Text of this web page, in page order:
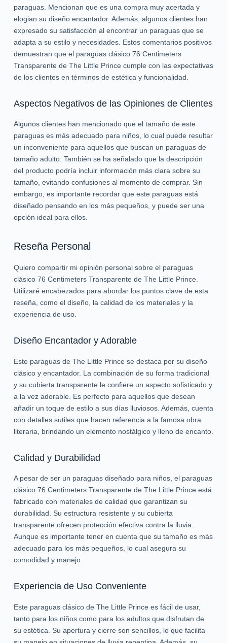
paraguas. Mencionan que es una compra muy acertada y
elogian su diseño encantador. Además, algunos clientes han
expresado su satisfacción al encontrar un paraguas que se
adapta a su estilo y necesidades. Estos comentarios positivos
demuestran que el paraguas clásico 76 Centimeters
Transparente de The Little Prince cumple con las expectativas
de los clientes en términos de estética y funcionalidad.
Aspectos Negativos de las Opiniones de Clientes
Algunos clientes han mencionado que el tamaño de este
paraguas es más adecuado para niños, lo cual puede resultar
un inconveniente para aquellos que buscan un paraguas de
tamaño adulto. También se ha señalado que la descripción
del producto podría incluir información más clara sobre su
tamaño, evitando confusiones al momento de comprar. Sin
embargo, es importante recordar que este paraguas está
diseñado pensando en los más pequeños, y puede ser una
opción ideal para ellos.
Reseña Personal
Quiero compartir mi opinión personal sobre el paraguas
clásico 76 Centimeters Transparente de The Little Prince.
Utilizaré encabezados para abordar los puntos clave de esta
reseña, como el diseño, la calidad de los materiales y la
experiencia de uso.
Diseño Encantador y Adorable
Este paraguas de The Little Prince se destaca por su diseño
clásico y encantador. La combinación de su forma tradicional
y su cubierta transparente le confiere un aspecto sofisticado y
a la vez adorable. Es perfecto para aquellos que desean
añadir un toque de estilo a sus días lluviosos. Además, cuenta
con detalles sutiles que hacen referencia a la famosa obra
literaria, brindando un elemento nostálgico y lleno de encanto.
Calidad y Durabilidad
A pesar de ser un paraguas diseñado para niños, el paraguas
clásico 76 Centimeters Transparente de The Little Prince está
fabricado con materiales de calidad que garantizan su
durabilidad. Su estructura resistente y su cubierta
transparente ofrecen protección efectiva contra la lluvia.
Aunque es importante tener en cuenta que su tamaño es más
adecuado para los más pequeños, lo cual asegura su
comodidad y manejo.
Experiencia de Uso Conveniente
Este paraguas clásico de The Little Prince es fácil de usar,
tanto para los niños como para los adultos que disfrutan de
su estética. Su apertura y cierre son sencillos, lo que facilita